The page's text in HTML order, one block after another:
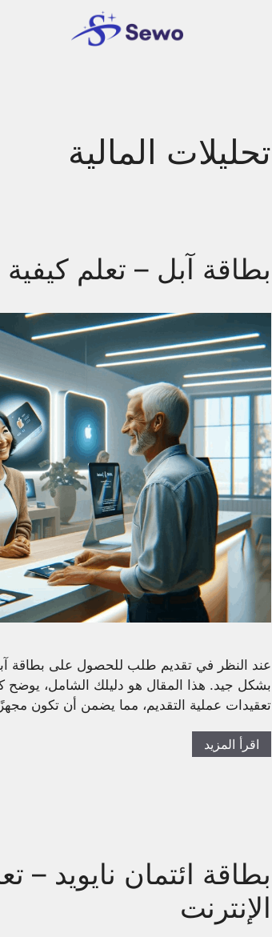
تحليلات المالية
بطاقة آبل – تعلم كيفية
عند النظر في تقديم طلب للحصول على بطاقة
بشكل جيد. هذا المقال هو دليلك الشامل،
تعقيدات عملية التقديم، مما يضمن أن تكون
اقرأ المزيد
بطاقة ائتمان نايويد –
الإنترنت